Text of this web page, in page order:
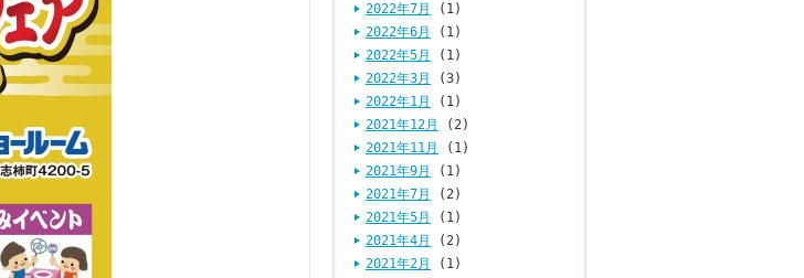
2022年7月
(1)
2022年6月
(1)
2022年5月
(1)
2022年3月
(3)
2022年1月
(1)
2021年12月
(2)
2021年11月
(1)
2021年9月
(1)
2021年7月
(2)
2021年5月
(1)
2021年4月
(2)
2021年2月
(1)